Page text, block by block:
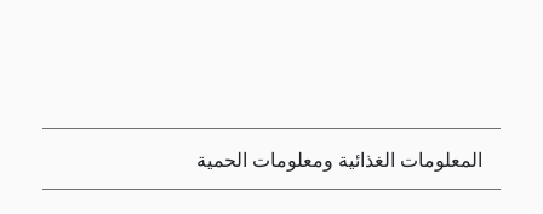
المعلومات الغذائية ومعلومات الحمية